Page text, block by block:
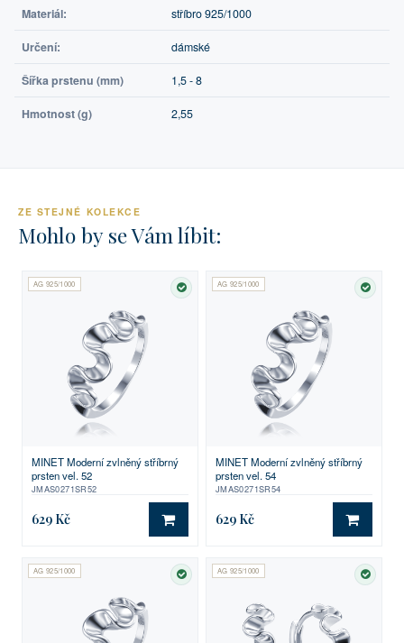
Materiál: stříbro 925/1000
Určení: dámské
Šířka prstenu (mm) 1,5 - 8
Hmotnost (g) 2,55
ZE STEJNÉ KOLEKCE
Mohlo by se Vám líbit:
AG 925/1000
SKLADEM
MINET Moderní zvlněný stříbrný
prsten vel. 52
JMAS0271SR52
629 Kč DO KOŠÍKU
AG 925/1000
MINET Moderní zvlněný stříbrný
prsten vel. 54
JMAS0271SR54
629 Kč DO
AG 925/1000
SKLADEM
AG 925/1000